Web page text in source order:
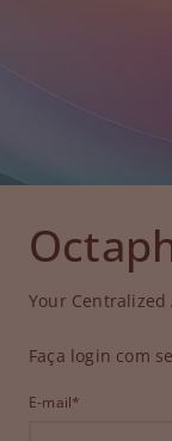
Your Centralized
Faça login com
E-mail*